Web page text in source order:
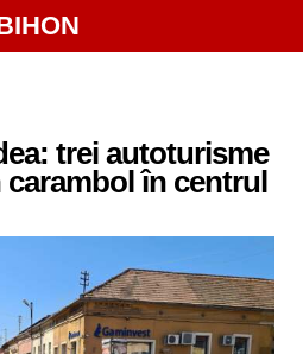
trei autoturisme
în centrul